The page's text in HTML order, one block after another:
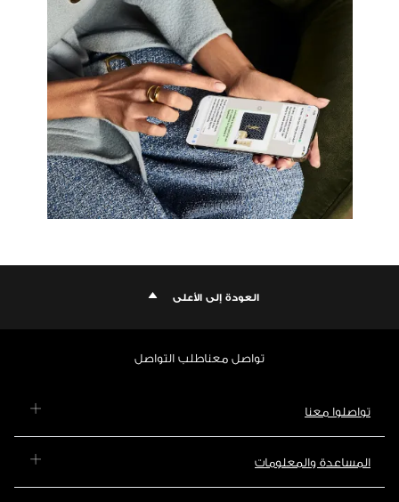
العودة إلى الأعلى
تواصل معناطلب التواصل
تواصلوا معنا
المساعدة والمعلومات